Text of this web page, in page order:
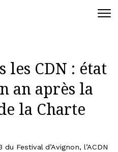
les CDN : état
an après la
la Charte
Festival d’Avignon, l’ACDN